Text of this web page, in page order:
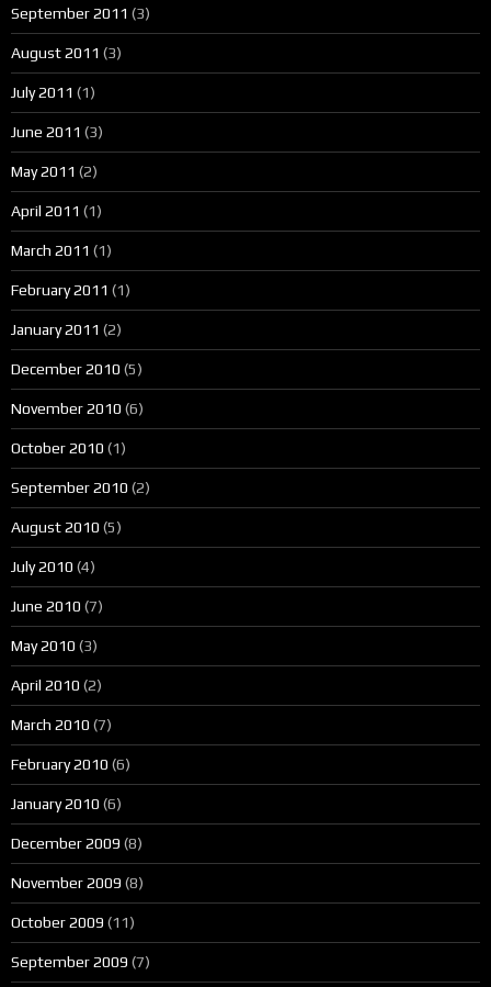
September 2011 (3)
August 2011 (3)
July 2011 (1)
June 2011 (3)
May 2011 (2)
April 2011 (1)
March 2011 (1)
February 2011 (1)
January 2011 (2)
December 2010 (5)
November 2010 (6)
October 2010 (1)
September 2010 (2)
August 2010 (5)
July 2010 (4)
June 2010 (7)
May 2010 (3)
April 2010 (2)
March 2010 (7)
February 2010 (6)
January 2010 (6)
December 2009 (8)
November 2009 (8)
October 2009 (11)
September 2009 (7)